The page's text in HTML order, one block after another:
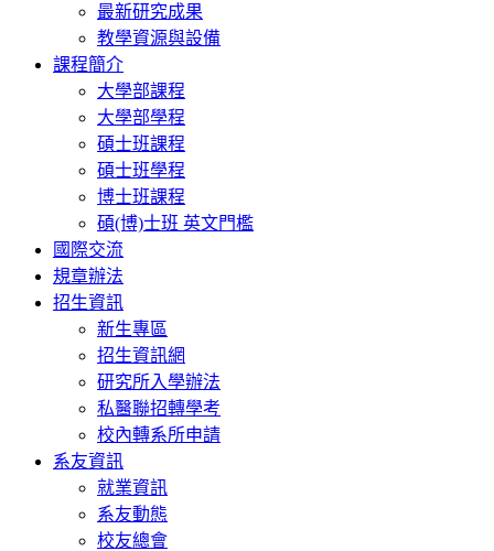
最新研究成果
教學資源與設備
課程簡介
大學部課程
大學部學程
碩士班課程
碩士班學程
博士班課程
碩(博)士班 英文門檻
國際交流
規章辦法
招生資訊
新生專區
招生資訊網
研究所入學辦法
私醫聯招轉學考
校內轉系所申請
系友資訊
就業資訊
系友動態
校友總會